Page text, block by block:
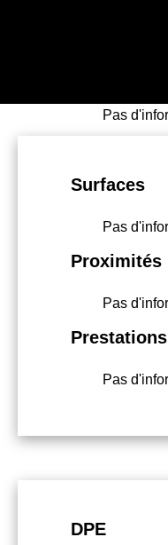
Pas
Surfaces
Pas
Proximités
Pas
Prestations
Pas
DPE